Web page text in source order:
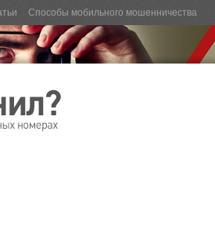
Способы мобильного мошенничества